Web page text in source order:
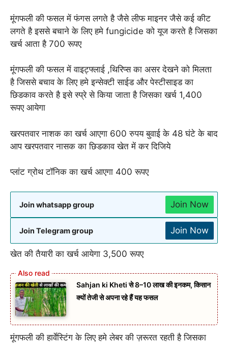
मूंगफली की फसल में फंगस लगते है जैसे लीफ माइनर जैसे कई कीट
लगते है इससे बचाने के लिए हमे fungicide को यूज करते है जिसका
खर्च आता है 700 रूपए
मूंगफली की फसल में वाइट्फ्लाई ,थिरिप्स का असर देखने को मिलता
है जिससे बचाव के लिए हमे इन्सेक्टी साईड और पेस्टीसाइड का
छिडकाव करते है इसे स्प्रे से किया जाता है जिसका खर्च 1,400
रूपए आयेगा
खरपतवार नाशक का खर्च आएगा 600 रुपय बुवाई के 48 घंटे के बाद
आप खरपतवार नासक का छिडकाव खेत में कर दिजिये
प्लांट ग्रोथ टॉनिक का खर्च आएगा 400 रूपए
Join whatsapp group Join Now
Join Telegram group Join Now
खेत की तैयारी का खर्च आयेगा 3,500 रूपए
Sahjan ki Kheti से 8–10 लाख की इनकम, किसान
क्यों तेजी से अपना रहे हैं यह फसल
मूंगफली की हार्वेस्टिंग के लिए हमे लेबर की ज़रूरत रहती है जिसका